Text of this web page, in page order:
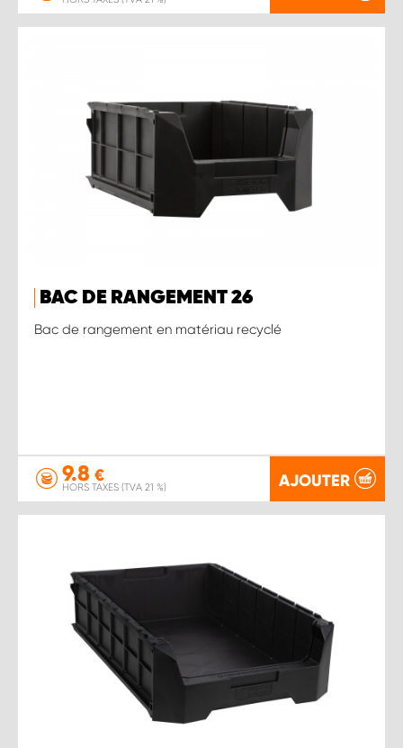
BAC DE RANGEMENT 26
Bac de rangement en matériau recyclé
9.8 €
HORS TAXES (TVA 21 %) AJOUTER